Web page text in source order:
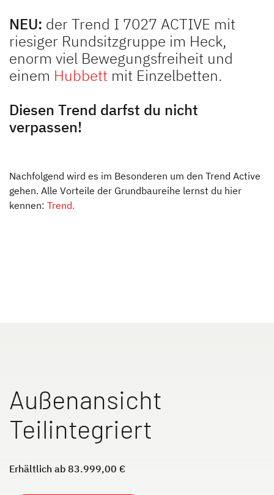
XL A
Alkoven
XL I
Integriert
ALPA
Integriert & Alkoven
Dethleffs Versprechen
NEU: der Trend I 7027 ACTIVE mit
riesiger Rundsitzgruppe im Heck,
enorm viel Bewegungsfreiheit und
einem Hubbett mit Einzelbetten.
Diesen Trend darfst du nicht
verpassen!
Nachfolgend wird es im Besonderen um den Trend Active
gehen. Alle Vorteile der Grundbaureihe lernst du hier
kennen: Trend.
Außenansicht
Teilintegriert
Erhältlich ab 83.999,00 €